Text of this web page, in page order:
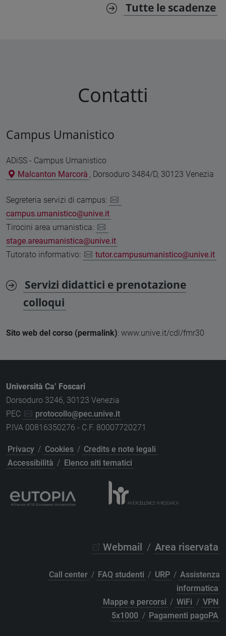
Tutte le scadenze
Contatti
Campus Umanistico
ADiSS - Campus Umanistico
Malcanton Marcorà , Dorsoduro 3484/D, 30123 Venezia
Segreteria servizi di campus:
campus.umanistico@unive.it
Tirocini area umanistica:
stage.areaumanistica@unive.it
Tutorato informativo:
tutor.campusumanistico@unive.it
Servizi didattici e prenotazione
colloqui
Sito web del corso (permalink): www.unive.it/cdl/fmr30
Università Ca’ Foscari
Dorsoduro 3246, 30123 Venezia
PEC
protocollo@pec.unive.it
P.IVA 00816350276 - C.F. 80007720271
Privacy / Cookies / Credits e note legali
Accessibilità / Elenco siti tematici
Webmail / Area riservata
Call center / FAQ studenti / URP / Assistenza
informatica
Mappe e percorsi / WiFi / VPN
5x1000 / Pagamenti pagoPA